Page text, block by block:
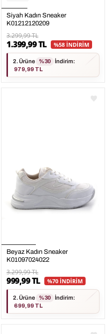
Siyah Kadın Sneaker
K01212120209
3.299,99 TL
1.399,99 TL %58 İNDİRİM
2. Ürüne %30 İndirim:
979,99 TL
Beyaz Kadın Sneaker
K01097024022
3.299,99 TL
999,99 TL %70 İNDİRİM
2. Ürüne %30 İndirim:
699,99 TL